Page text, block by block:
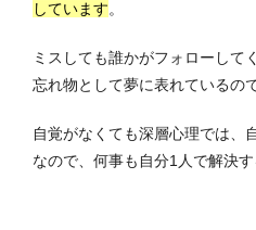
しています。
ミスしても誰かがフォローして
忘れ物として夢に表れているので
自覚がなくても深層心理では、
なので、何事も自分1人で解決